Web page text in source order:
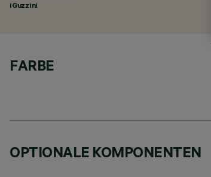
iGuzzini
FARBE
OPTIONALE KOMPONENTEN